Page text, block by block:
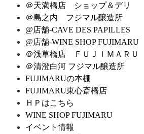
＠天満橋店 ショップ＆デリ
＠島之内 フジマル醸造所
@店舗-CAVE DES PAPILLES
@店舗-WINE SHOP FUJIMARU
＠浅草橋店 ＦＵＪＩＭＡＲＵ
＠清澄白河 フジマル醸造所
FUJIMARUの本棚
FUJIMARU東心斎橋店
ＨＰはこちら
WINE SHOP FUJIMARU
イベント情報